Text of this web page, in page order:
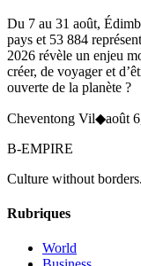
Du 7 au 31 août,
pays et 53 884
2026 révèle un enjeu
créer, de voyager et
ouverte de la planète ?
Cheventong Vil◆août
B-EMPIRE
Culture without
Rubriques
World